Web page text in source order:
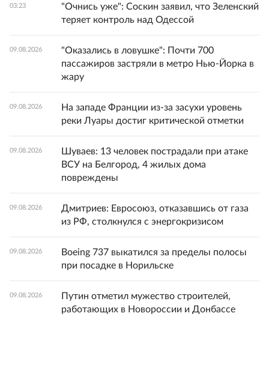
03:23
"Очнись уже": Соскин заявил, что Зеленский
теряет контроль над Одессой
09.08.2026
"Оказались в ловушке": Почти 700
пассажиров застряли в метро Нью-Йорка в
жару
09.08.2026
На западе Франции из-за засухи уровень
реки Луары достиг критической отметки
09.08.2026
Шуваев: 13 человек пострадали при атаке
ВСУ на Белгород, 4 жилых дома
повреждены
09.08.2026
Дмитриев: Евросоюз, отказавшись от газа
из РФ, столкнулся с энергокризисом
09.08.2026
Boeing 737 выкатился за пределы полосы
при посадке в Норильске
09.08.2026
Путин отметил мужество строителей,
работающих в Новороссии и Донбассе